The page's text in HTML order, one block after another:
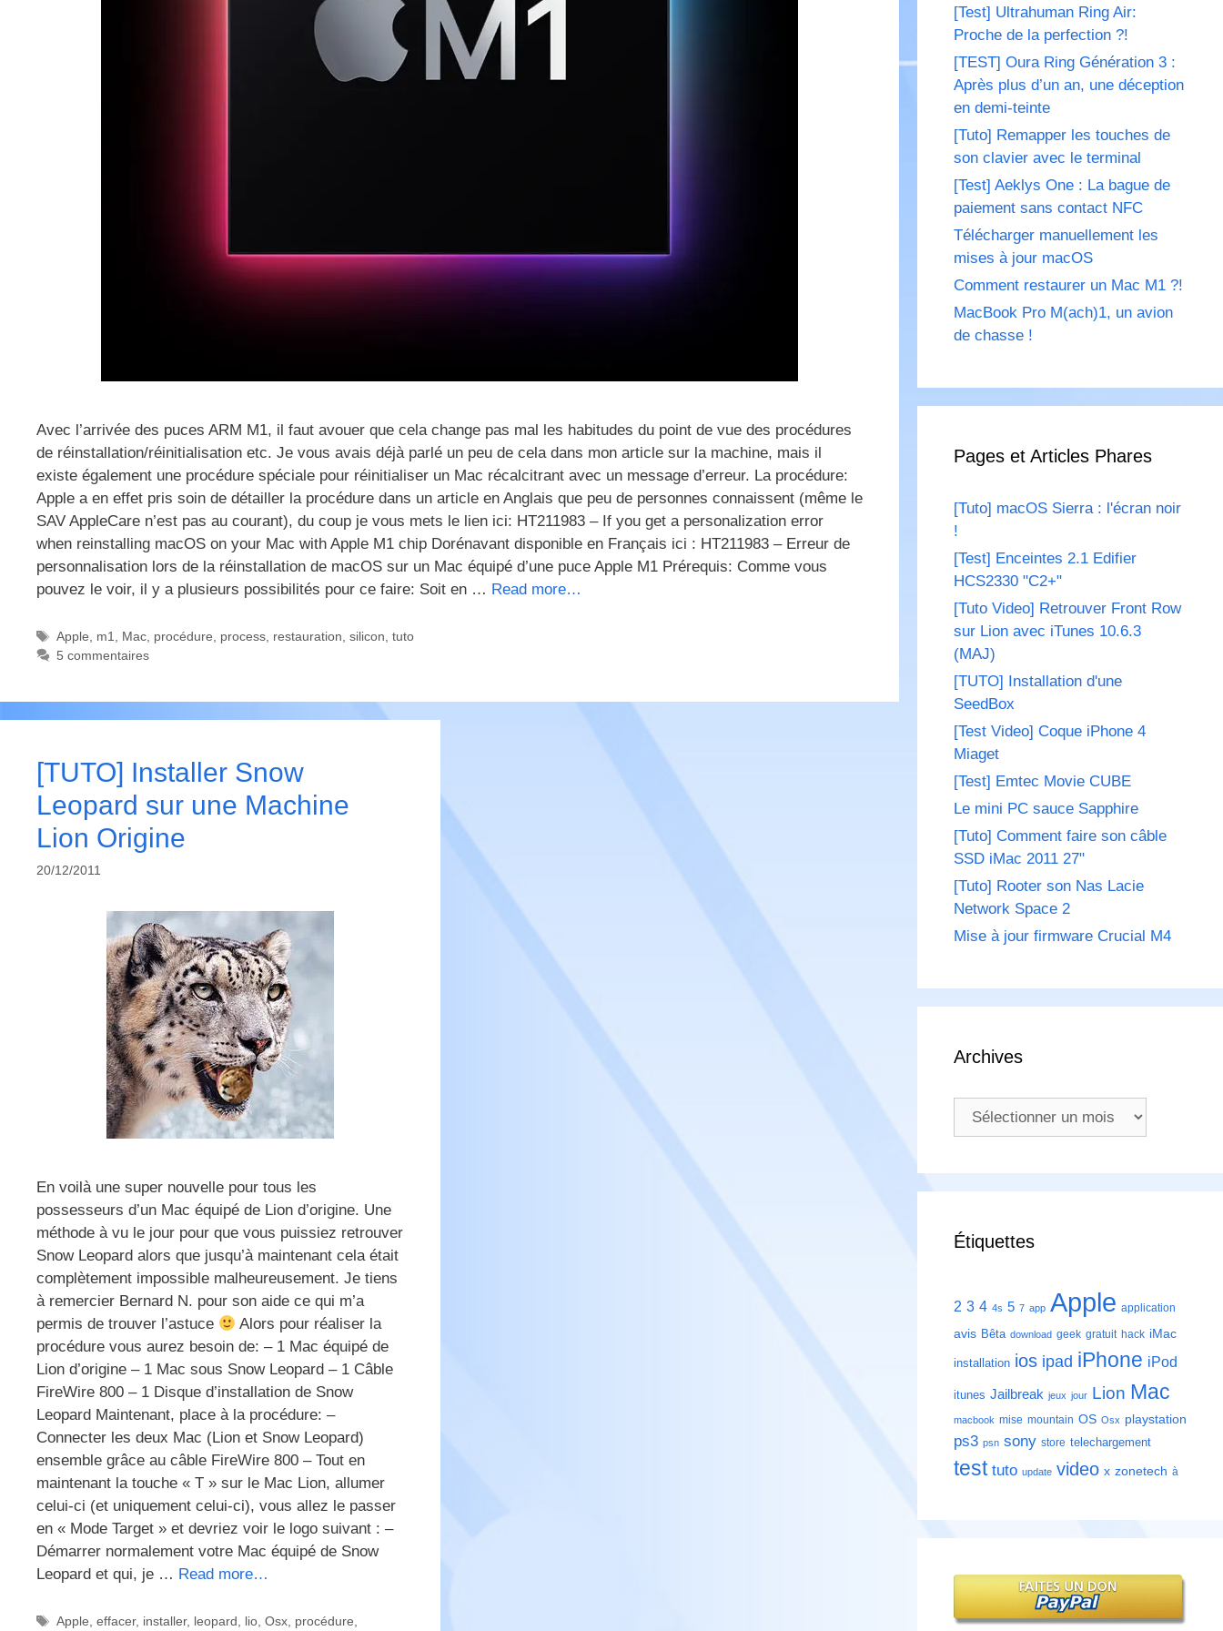
Avec l’arrivée des puces ARM M1, il faut avouer que cela change pas mal les habitudes du point de vue des procédures
de réinstallation/réinitialisation etc. Je vous avais déjà parlé un peu de cela dans mon article sur la machine, mais il
existe également une procédure spéciale pour réinitialiser un Mac récalcitrant avec un message d’erreur. La procédure:
Apple a en effet pris soin de détailler la procédure dans un article en Anglais que peu de personnes connaissent (même le
SAV AppleCare n’est pas au courant), du coup je vous mets le lien ici: HT211983 – If you get a personalization error
when reinstalling macOS on your Mac with Apple M1 chip Dorénavant disponible en Français ici : HT211983 – Erreur de
personnalisation lors de la réinstallation de macOS sur un Mac équipé d’une puce Apple M1 Prérequis: Comme vous
pouvez le voir, il y a plusieurs possibilités pour ce faire: Soit en … Read more…
Étiquettes
Apple, m1, Mac, procédure, process, restauration, silicon, tuto
5 commentaires
[TUTO] Installer Snow
Leopard sur une Machine
Lion Origine
20/12/2011
En voilà une super nouvelle pour tous les
possesseurs d’un Mac équipé de Lion d’origine. Une
méthode à vu le jour pour que vous puissiez retrouver
Snow Leopard alors que jusqu’à maintenant cela était
complètement impossible malheureusement. Je tiens
à remercier Bernard N. pour son aide ce qui m’a
permis de trouver l’astuce
Alors pour réaliser la
procédure vous aurez besoin de: – 1 Mac équipé de
Lion d’origine – 1 Mac sous Snow Leopard – 1 Câble
FireWire 800 – 1 Disque d’installation de Snow
Leopard Maintenant, place à la procédure: –
Connecter les deux Mac (Lion et Snow Leopard)
ensemble grâce au câble FireWire 800 – Tout en
maintenant la touche « T » sur le Mac Lion, allumer
celui-ci (et uniquement celui-ci), vous allez le passer
en « Mode Target » et devriez voir le logo suivant : –
Démarrer normalement votre Mac équipé de Snow
Leopard et qui, je … Read more…
Étiquettes
Apple, effacer, installer, leopard, lio, Osx, procédure,
[Test] Ultrahuman Ring Air:
Proche de la perfection ?!
[TEST] Oura Ring Génération 3 :
Après plus d’un an, une déception
en demi-teinte
[Tuto] Remapper les touches de
son clavier avec le terminal
[Test] Aeklys One : La bague de
paiement sans contact NFC
Télécharger manuellement les
mises à jour macOS
Comment restaurer un Mac M1 ?!
MacBook Pro M(ach)1, un avion
de chasse !
Pages et Articles Phares
[Tuto] macOS Sierra : l'écran noir
!
[Test] Enceintes 2.1 Edifier
HCS2330 "C2+"
[Tuto Video] Retrouver Front Row
sur Lion avec iTunes 10.6.3
(MAJ)
[TUTO] Installation d'une
SeedBox
[Test Video] Coque iPhone 4
Miaget
[Test] Emtec Movie CUBE
Le mini PC sauce Sapphire
[Tuto] Comment faire son câble
SSD iMac 2011 27"
[Tuto] Rooter son Nas Lacie
Network Space 2
Mise à jour firmware Crucial M4
Archives
Archives
Étiquettes
2 3 4 4s 5 7 app Apple application
avis Bêta download geek gratuit hack iMac
installation ios ipad iPhone iPod
itunes Jailbreak jeux jour Lion Mac
macbook mise mountain OS Osx playstation
ps3 psn sony store telechargement
test tuto update video x zonetech à